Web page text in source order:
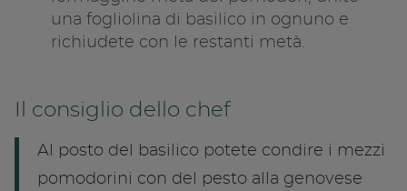
una fogliolina di basilico in ognuno e
richiudete con le restanti metà.
Il consiglio dello chef
Al posto del basilico potete condire i mezzi
pomodorini con del pesto alla genovese